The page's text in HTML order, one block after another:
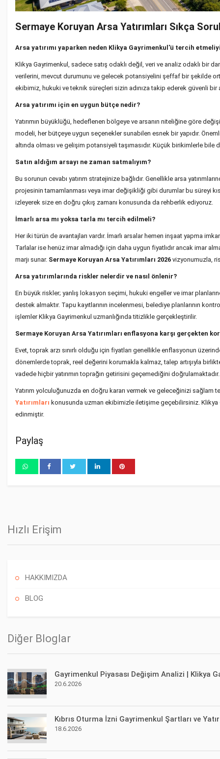
Sermaye Koruyan Arsa Yatırımları Sıkça
Arsa yatırımı yaparken neden Klikya Gayrimenkul'ü tercih
Klikya Gayrimenkul, sadece satış odaklı değil, veri ve analiz odaklı bir
verilerini, mevcut durumunu ve gelecek potansiyelini şeffaf bir şekilde
ekibimiz, hukuki ve teknik süreçleri sizin adınıza takip ederek güvenli bir
Arsa yatırımı için en uygun bütçe nedir?
Yatırımın büyüklüğü, hedeflenen bölgeye ve arsanın niteliğine göre
modeli, her bütçeye uygun seçenekler sunabilen esnek bir yapıdır.
altında olması ve gelişim potansiyeli taşımasıdır. Küçük birikimlerle
Satın aldığım arsayı ne zaman satmalıyım?
Bu sorunun cevabı yatırım stratejinize bağlıdır. Genellikle arsa
projesinin tamamlanması veya imar değişikliği gibi durumlar bu süreyi
izleyerek size en doğru çıkış zamanı konusunda da rehberlik ediyoruz.
İmarlı arsa mı yoksa tarla mı tercih edilmeli?
Her iki türün de avantajları vardır. İmarlı arsalar hemen inşaat yapma
Tarlalar ise henüz imar almadığı için daha uygun fiyatlıdır ancak imar
marjı sunar. Sermaye Koruyan Arsa Yatırımları 2026 vizyonumuzla,
Arsa yatırımlarında riskler nelerdir ve nasıl önlenir?
En büyük riskler; yanlış lokasyon seçimi, hukuki engeller ve imar
destek almaktır. Tapu kayıtlarının incelenmesi, belediye planlarının
işlemler Klikya Gayrimenkul uzmanlığında titizlikle gerçekleştirilir.
Sermaye Koruyan Arsa Yatırımları enflasyona karşı gerçekten
Evet, toprak arzı sınırlı olduğu için fiyatları genellikle enflasyonun
dönemlerde toprak, reel değerini korumakla kalmaz, talep artışıyla birlikte
vadede hiçbir yatırımın toprağın getirisini geçemediğini doğrulamaktadır.
Yatırım yolculuğunuzda en doğru kararı vermek ve geleceğinizi sağlam
Yatırımları konusunda uzman ekibimizle iletişime geçebilirsiniz.
edinmiştir.
Paylaş
Hızlı Erişim
HAKKIMIZDA
BLOG
Diğer Bloglar
Gayrimenkul Piyasası Değişim Analizi | Klikya
20.6.2026
Kıbrıs Oturma İzni Gayrimenkul Şartları ve
18.6.2026